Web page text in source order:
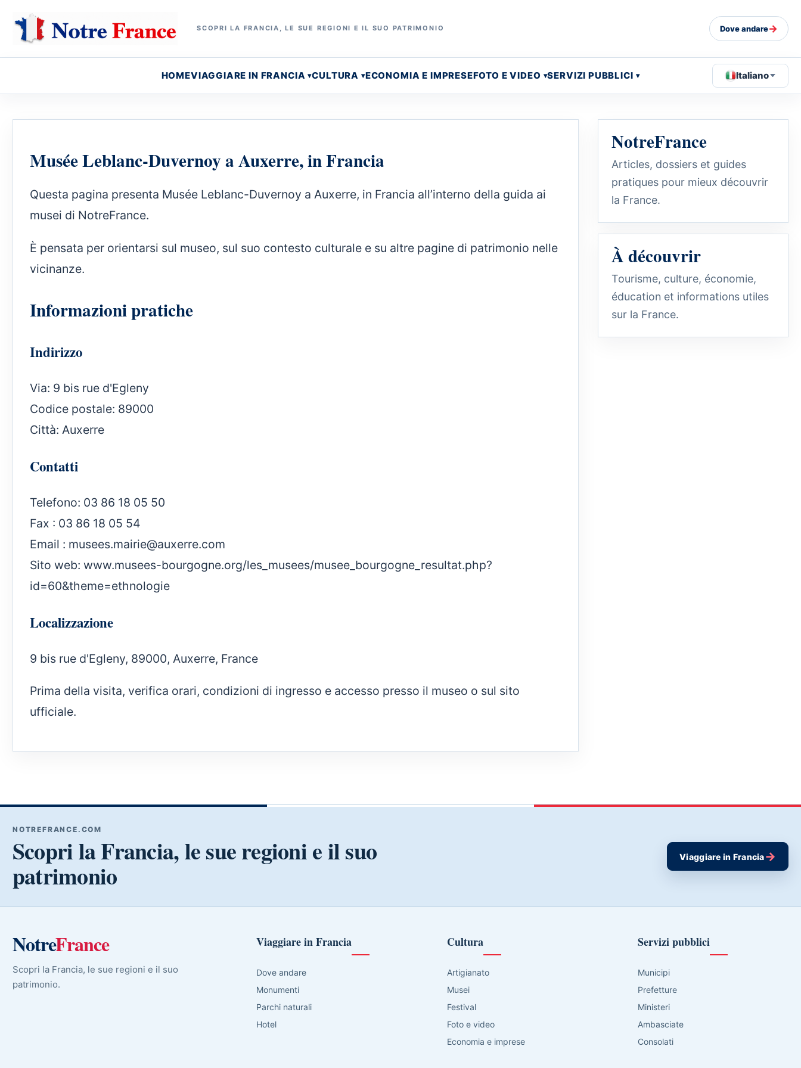
SCOPRI LA FRANCIA, LE SUE REGIONI E IL SUO PATRIMONIO Dove andare→
HOMEVIAGGIARE IN FRANCIA CULTURA ECONOMIA E IMPRESEFOTO E VIDEO SERVIZI PUBBLICI Italiano
Musée Leblanc-Duvernoy a Auxerre, in Francia
Questa pagina presenta Musée Leblanc-Duvernoy a Auxerre, in Francia all’interno della guida ai
musei di NotreFrance.
È pensata per orientarsi sul museo, sul suo contesto culturale e su altre pagine di patrimonio nelle
vicinanze.
Informazioni pratiche
Indirizzo
Via: 9 bis rue d'Egleny
Codice postale: 89000
Città: Auxerre
Contatti
Telefono: 03 86 18 05 50
Fax : 03 86 18 05 54
Email : musees.mairie@auxerre.com
Sito web: www.musees-bourgogne.org/les_musees/musee_bourgogne_resultat.php?
id=60&theme=ethnologie
Localizzazione
9 bis rue d'Egleny, 89000, Auxerre, France
Prima della visita, verifica orari, condizioni di ingresso e accesso presso il museo o sul sito
ufficiale.
NotreFrance
Articles, dossiers et guides
pratiques pour mieux découvrir
la France.
À découvrir
Tourisme, culture, économie,
éducation et informations utiles
sur la France.
NOTREFRANCE.COM
Scopri la Francia, le sue regioni e il suo
patrimonio
Viaggiare in Francia→
NotreFrance
Scopri la Francia, le sue regioni e il suo
patrimonio.
Viaggiare in Francia
Dove andare
Monumenti
Parchi naturali
Hotel
Cultura
Artigianato
Musei
Festival
Foto e video
Economia e imprese
Servizi pubblici
Municipi
Prefetture
Ministeri
Ambasciate
Consolati